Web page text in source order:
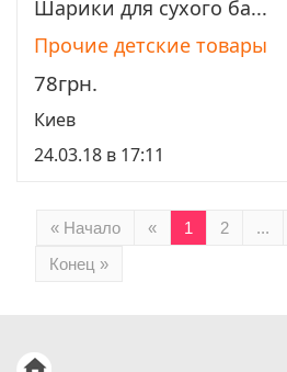
Просмотреть
Шарики для сухого ба...
Прочие детские товары
78грн.
Киев
24.03.18 в 17:11
« Начало « 1 2 ...
Конец »